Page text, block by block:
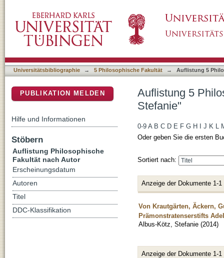
Universitätsbibliographie → 5 Philosophische Fakultät → Auflistung 5
Auflistung 5
Stefanie"
0-9 A B C D E F G H J K L
Oder geben Sie die ersten
Sortiert nach:
Anzeige der Dokumente 1-1
Von Krautgärten, Äckern,
Prämonstratenserstifts
Albus-Kötz, Stefanie (2014)
Anzeige der Dokumente 1-1
PUBLIKATION MELDEN
Hilfe und Informationen
Stöbern
Auflistung Philosophische
Fakultät nach Autor
Erscheinungsdatum
Autoren
Titel
DDC-Klassifikation